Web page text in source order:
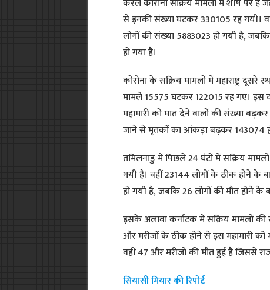
केरल कोरोना सक्रिय मामलों में शीर्ष पर
से इनकी संख्या घटकर 330105 रह गयी।
लोगों की संख्या 5883023 हो गयी है,
हो गया है।
कोरोना के सक्रिय मामलों में महाराष्ट्र
मामले 15575 घटकर 122015 रह गए। इस
महामारी को मात देने वालों की संख्या
जाने से मृतकों का आंकड़ा बढ़कर 143074
तमिलनाडु में पिछले 24 घंटों में सक्रिय
गयी है। वहीं 23144 लोगों के ठीक होने के
हो गयी है, जबकि 26 लोगों की मौत होने
इसके अलावा कर्नाटक में सक्रिय मामलों
और मरीजों के ठीक होने से इस महामारी
वहीं 47 और मरीजों की मौत हुई है जिससे
सियासी मियार की रिपोर्ट